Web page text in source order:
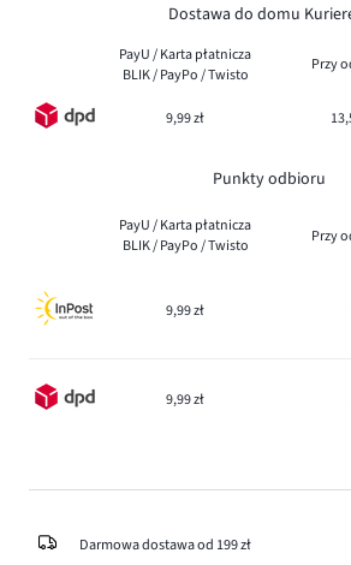
Dostawa do domu
PayU / Karta płatnicza
BLIK / PayPo / Twisto
Przy
9,99 zł
Punkty odbioru
PayU / Karta płatnicza
BLIK / PayPo / Twisto
Przy
9,99 zł
9,99 zł
Darmowa dostawa od 199 zł